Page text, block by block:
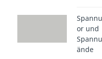
wollen
Das
bei
wenn
or und
ände